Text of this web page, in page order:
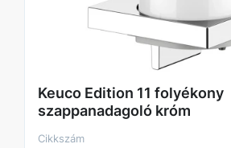
Keuco Edition 11 folyékony
szappanadagoló króm
Cikkszám